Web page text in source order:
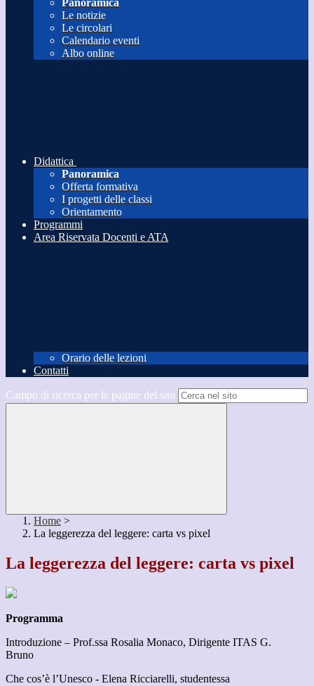
Panoramica
Le notizie
Le circolari
Calendario eventi
Albo online
Didattica
Panoramica
Offerta formativa
I progetti delle classi
Orientamento
Programmi
Area Riservata Docenti e ATA
Orario delle lezioni
Contatti
Campo di ricerca per le pagine del sito
Home >
La leggerezza del leggere: carta vs pixel
La leggerezza del leggere: carta vs pixel
Programma
Introduzione – Prof.ssa Rosalia Monaco, Dirigente ITAS G.
Bruno
Che cos’è l’Unesco - Elena Ricciarelli, studentessa